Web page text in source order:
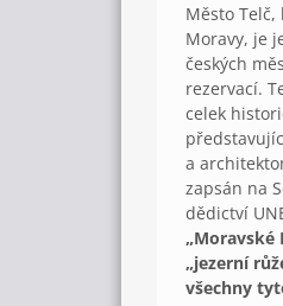
Město
Moravy, je
českých
rezervací.
celek
a
zapsán na
dědictví
„Moravské
„jezerní
všechny